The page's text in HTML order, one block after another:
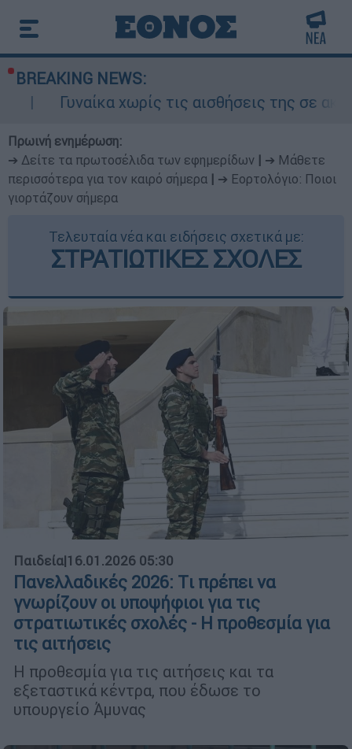
BREAKING NEWS:
χωρίς τις αισθήσεις της σε ακάλυπτο
Πρωινή ενημέρωση:
➔ Δείτε τα πρωτοσέλιδα των εφημερίδων
➔ Μάθετε
περισσότερα για τον καιρό σήμερα
➔ Εορτολόγιο: Ποιοι
γιορτάζουν σήμερα
Τελευταία νέα και ειδήσεις σχετικά με:
ΣΤΡΑΤΙΩΤΙΚΕΣ ΣΧΟΛΕΣ
Παιδεία|16.01.2026 05:30
Πανελλαδικές 2026: Tι πρέπει να
γνωρίζουν οι υποψήφιοι για τις
στρατιωτικές σχολές - Η προθεσμία για
τις αιτήσεις
Η προθεσμία για τις αιτήσεις και τα
εξεταστικά κέντρα, που έδωσε το
υπουργείο Άμυνας